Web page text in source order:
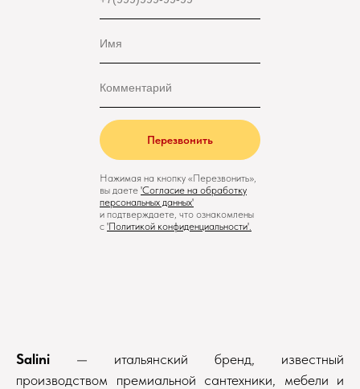
Перезвонить
Нажимая на кнопку «Перезвонить»,
вы даете 'Cогласие на обработку
персональных данных'
и подтверждаете, что ознакомлены
с 'Политикой конфиденциальности'.
Salini — итальянский бренд, известный
производством премиальной сантехники, мебели и